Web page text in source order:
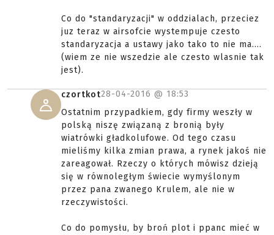
Co do "standaryzacji" w oddzialach, przeciez
juz teraz w airsofcie wystempuje czesto
standaryzacja a ustawy jako tako to nie ma....
(wiem ze nie wszedzie ale czesto wlasnie tak
jest).
czortkot28-04-2016 @ 18:53
Ostatnim przypadkiem, gdy firmy weszły w
polską niszę związaną z bronią były
wiatrówki gładkolufowe. Od tego czasu
mieliśmy kilka zmian prawa, a rynek jakoś nie
zareagował. Rzeczy o których mówisz dzieją
się w równoległym świecie wymyślonym
przez pana zwanego Krulem, ale nie w
rzeczywistości.
Co do pomysłu, by broń plot i ppanc mieć w